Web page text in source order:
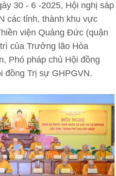
30 - 6 -2025, Hội nghị sáp
các tỉnh, thành khu vực
viện Quảng Đức (quận
của Trưởng lão Hòa
Phó pháp chủ Hội đồng
đồng Trị sự GHPGVN.